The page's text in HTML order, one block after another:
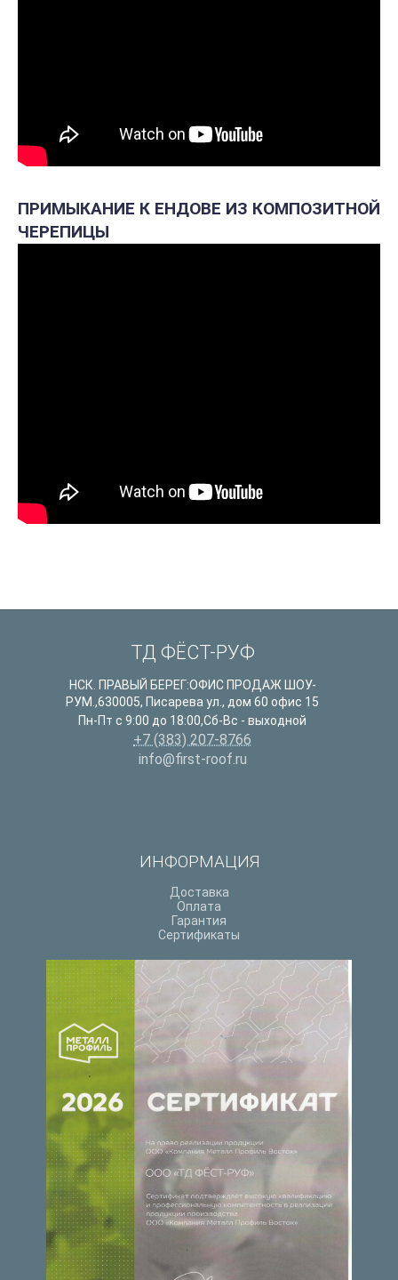
ПРИМЫКАНИЕ К ЕНДОВЕ ИЗ КОМПОЗИТНОЙ
ЧЕРЕПИЦЫ
ТД ФЁСТ-РУФ
НСК. ПРАВЫЙ БЕРЕГ:ОФИС ПРОДАЖ ШОУ-
РУМ.,630005, Писарева ул., дом 60 офис 15
Пн-Пт с 9:00 до 18:00,Сб-Вс - выходной
+7 (383) 207-8766
info@first-roof.ru
ИНФОРМАЦИЯ
Доставка
Оплата
Гарантия
Сертификаты